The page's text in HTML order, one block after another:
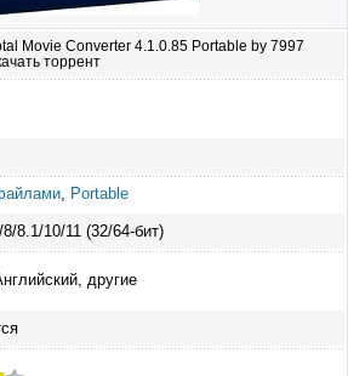
Movie Converter 4.1.0.85 Portable by 7997
торрент
Portable
8.1/10/11 (32/64-бит)
другие